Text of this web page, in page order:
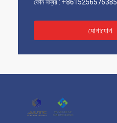
ফোন নম্বর : +8615256576385
যোগাযোগ